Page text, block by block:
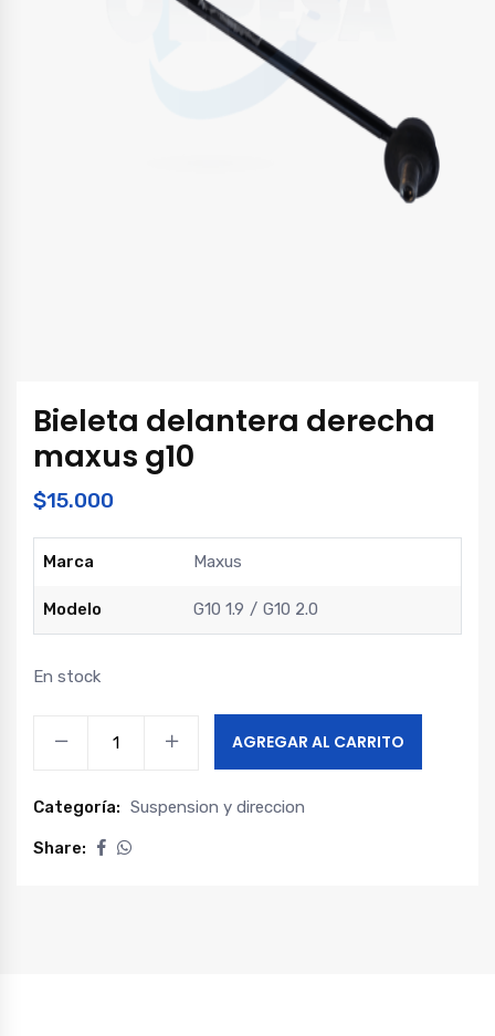
Bieleta delantera derecha
maxus g10
$15.000
Marca Maxus
Modelo G10 1.9 G10 2.0
En stock
maxus
g10
AGREGAR AL CARRITO
Categoría: Suspension y direccion
Share: